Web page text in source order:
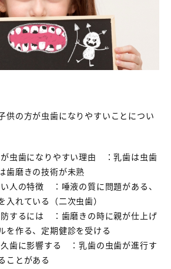
供の方が虫歯になりやすいことについ
虫歯になりやすい理由 ：乳歯は虫歯
歯磨きの技術が未熟
人の特徴 ：唾液の質に問題がある、
れている（二次虫歯）
するには ：歯磨きの時に親が仕上げ
を作る、定期健診を受ける
歯に影響する ：乳歯の虫歯が進行す
ことがある